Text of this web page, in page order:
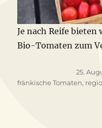
Je nach Reife bieten
Bio-Tomaten zum
am
25.
fränkische Tomaten,